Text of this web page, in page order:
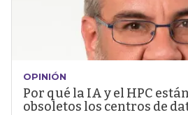
OPINIÓN
Por qué la IA y el HPC
obsoletos los centros de